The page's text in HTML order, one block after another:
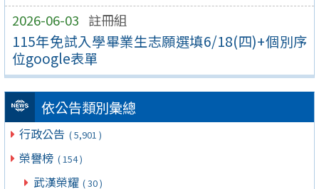
2026-06-03 註冊組
115年免試入學畢業生志願選填6/18(四)+個別序
位google表單
依公告類別彙總
行政公告 ( 5,901 )
榮譽榜 ( 154 )
武漢榮耀 ( 30 )